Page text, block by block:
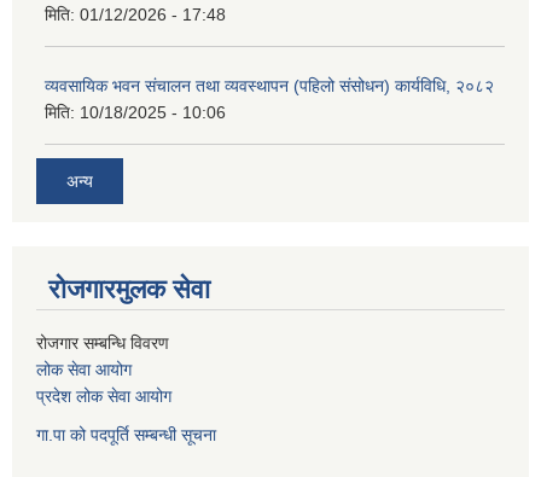
मिति: 01/12/2026 - 17:48
व्यवसायिक भवन संचालन तथा व्यवस्थापन (पहिलो संसोधन) कार्यविधि, २०८२
मिति: 10/18/2025 - 10:06
अन्य
रोजगारमुलक सेवा
रोजगार सम्बन्धि विवरण
लोक सेवा आयोग
प्रदेश लोक सेवा आयोग
गा.पा को पदपूर्ति सम्बन्धी सूचना